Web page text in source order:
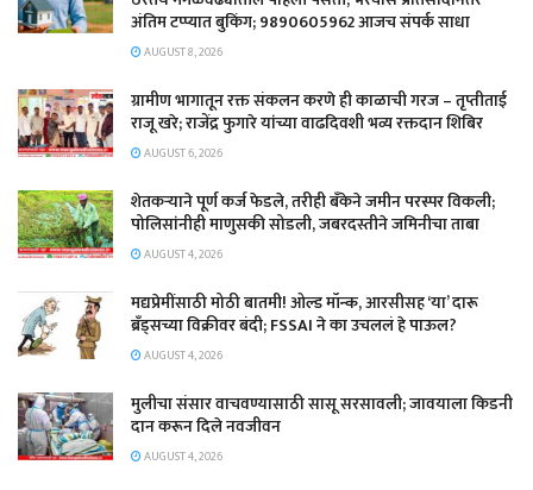
अंतिम टप्प्यात बुकिंग; 9890605962 आजच संपर्क साधा
AUGUST 8, 2026
ग्रामीण भागातून रक्त संकलन करणे ही काळाची गरज – तृप्तीताई
राजू खरे; राजेंद्र फुगारे यांच्या वाढदिवशी भव्य रक्तदान शिबिर
AUGUST 6, 2026
शेतकऱ्याने पूर्ण कर्ज फेडले, तरीही बँकेने जमीन परस्पर विकली;
पोलिसांनीही माणुसकी सोडली, जबरदस्तीने जमिनीचा ताबा
AUGUST 4, 2026
मद्यप्रेमींसाठी मोठी बातमी! ओल्ड मॉन्क, आरसीसह ‘या’ दारू
ब्रँड्सच्या विक्रीवर बंदी; FSSAI ने का उचललं हे पाऊल?
AUGUST 4, 2026
मुलीचा संसार वाचवण्यासाठी सासू सरसावली; जावयाला किडनी
दान करून दिले नवजीवन
AUGUST 4, 2026